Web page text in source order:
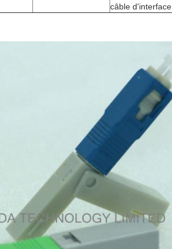
câble d'interface